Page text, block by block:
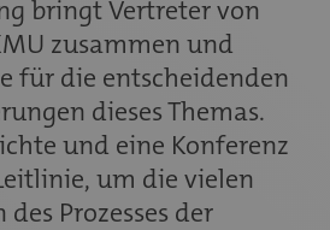
bringt Vertreter von
zusammen und
für die entscheidenden
dieses Themas.
und eine Konferenz
um die vielen
des Prozesses der